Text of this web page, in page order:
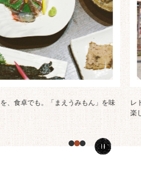
、食卓でも。「まえうみもん」を味
レ
楽
スラ
イド